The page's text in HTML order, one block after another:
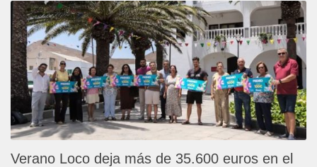
Verano Loco deja más de 35.600 euros en el